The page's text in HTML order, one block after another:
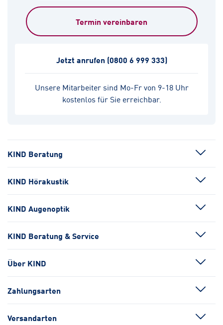
Termin vereinbaren
Unsere Mitarbeiter sind Mo-Fr von 9-18 Uhr
kostenlos für Sie erreichbar.
Jetzt anrufen (0800 6 999 333)
KIND Beratung
KIND Hörakustik
KIND Augenoptik
KIND Beratung & Service
Über KIND
Zahlungsarten
Versandarten